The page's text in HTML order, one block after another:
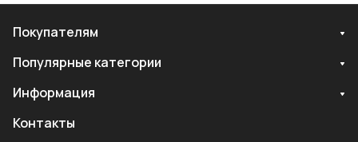
Покупателям
Популярные категории
Информация
Контакты